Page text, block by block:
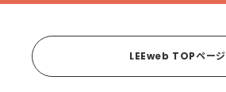
LEEweb TOPページ